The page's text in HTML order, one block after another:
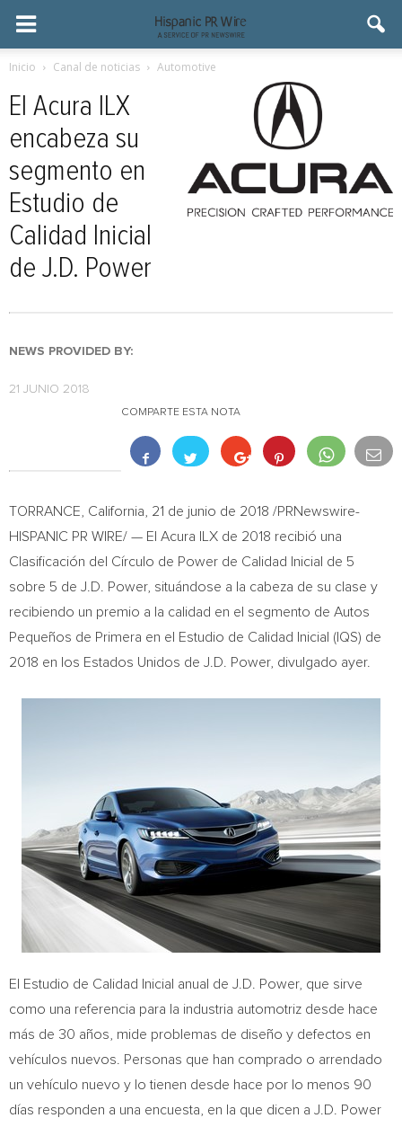
Inicio Canal de noticias Automotive
El Acura ILX
encabeza su
segmento en
Estudio de
Calidad Inicial
de J.D. Power
NEWS PROVIDED BY:
21 JUNIO 2018
COMPARTE ESTA NOTA
TORRANCE, California , 21 de junio de 2018 /PRNewswire-
HISPANIC PR WIRE/ — El Acura ILX de 2018 recibió una
Clasificación del Círculo de Power de Calidad Inicial de 5
sobre 5 de J.D. Power, situándose a la cabeza de su clase y
recibiendo un premio a la calidad en el segmento de Autos
Pequeños de Primera en el Estudio de Calidad Inicial (IQS) de
2018 en los Estados Unidos de J.D. Power, divulgado ayer.
El Estudio de Calidad Inicial anual de J.D. Power, que sirve
como una referencia para la industria automotriz desde hace
más de 30 años, mide problemas de diseño y defectos en
vehículos nuevos. Personas que han comprado o arrendado
un vehículo nuevo y lo tienen desde hace por lo menos 90
días responden a una encuesta, en la que dicen a J.D. Power